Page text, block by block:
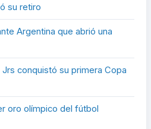
su retiro
Argentina que abrió una
conquistó su primera Copa
oro olímpico del fútbol